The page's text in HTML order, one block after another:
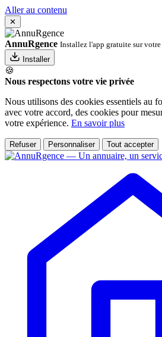
Aller au contenu
✕
AnnuRgence Installez l'app gratuite sur
Installer
🍪
Nous respectons votre vie privée
Nous utilisons des cookies essentiels au
avec votre accord, des cookies pour
votre expérience. En savoir plus
Refuser Personnaliser Tout accepter